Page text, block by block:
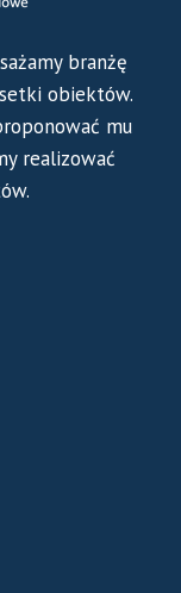
branżę
obiektów.
mu
realizować